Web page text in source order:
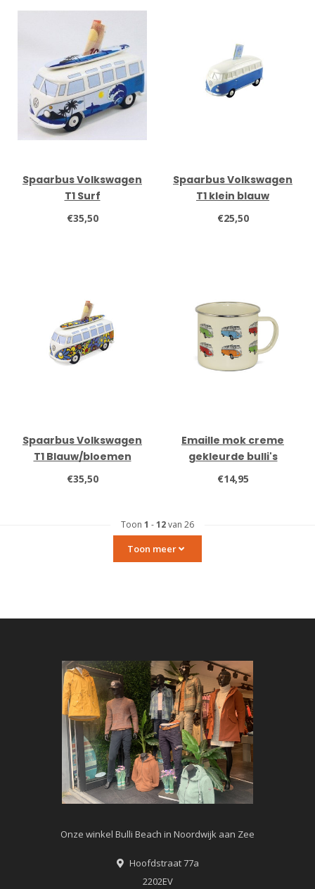
Spaarbus Volkswagen
T1 Surf
€35,50
Spaarbus Volkswagen
T1 klein blauw
€25,50
Spaarbus Volkswagen
T1 Blauw/bloemen
€35,50
Emaille mok creme
gekleurde bulli's
€14,95
Toon 1 -12van 26
Toon meer
Onze winkel Bulli Beach in Noordwijk aan Zee
Hoofdstraat 77a
2202EV